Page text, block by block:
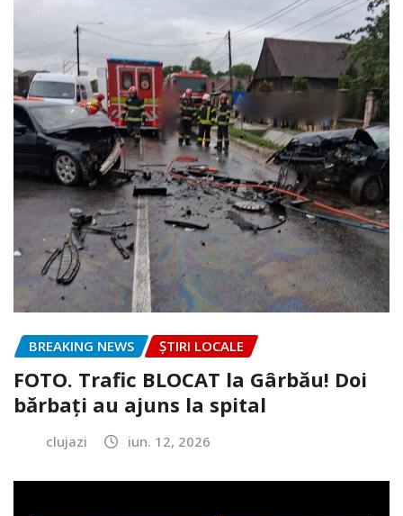
BREAKING NEWS ȘTIRI LOCALE
FOTO. Trafic BLOCAT la Gârbău! Doi
bărbați au ajuns la spital
clujazi iun. 12, 2026